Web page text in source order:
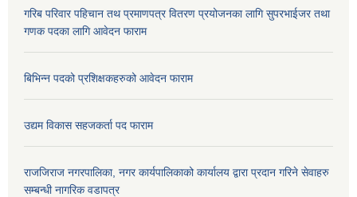
गरिब परिवार पहिचान तथ प्रमाणपत्र वितरण प्रयोजनका लागि सुपरभाईजर तथा
गणक पदका लागि आवेदन फाराम
बिभिन्न पदको प्रशिक्षकहरुको आवेदन फाराम
उद्यम विकास सहजकर्ता पद फाराम
राजजिराज नगरपालिका, नगर कार्यपालिकाको कार्यालय द्वारा प्रदान गरिने सेवाहरु
सम्बन्धी नागरिक वडापत्र